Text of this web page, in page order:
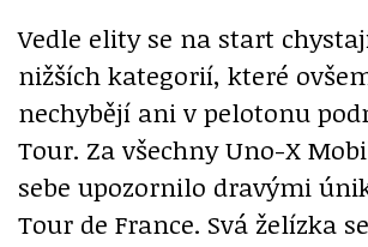
Vedle elity se na start
nižších kategorií, které
nechybějí ani v pelotonu
Tour. Za všechny Uno-X
sebe upozornilo dravými
Tour de France. Svá želízka